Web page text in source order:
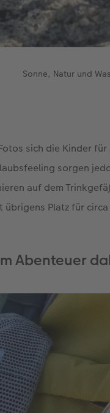
Sonne, Natur und
sich die Kinder
sorgen
auf dem
übrigens Platz für
Abenteuer